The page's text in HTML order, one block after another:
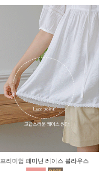
프리미엄 페미닌 레이스 블라우스